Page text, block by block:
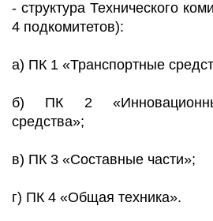
- структура Технического
4 подкомитетов):
а) ПК 1 «Транспортные
б) ПК 2
средства»;
в) ПК 3 «Составные части»;
г) ПК 4 «Общая техника».